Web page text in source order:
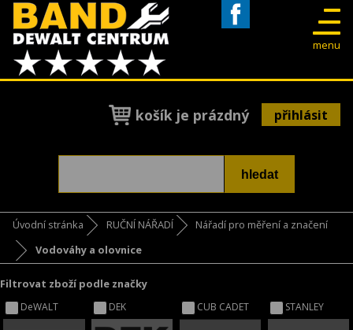
menu
košík je prázdný přihlásit
Úvodní stránka RUČNÍ NÁŘADÍ
Nářadí pro měření a značení
Vodováhy a olovnice
Filtrovat zboží podle značky
DeWALT DEK CUB CADET STANLEY